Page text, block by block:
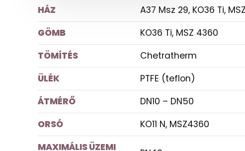
HÁZ
A37 Msz 29, KO36 Ti,
GÖMB
KO36 Ti, MSZ 4360
TÖMÍTÉS
Chetratherm
ÜLÉK
PTFE (teflon)
ÁTMÉRŐ
DN10 – DN50
ORSÓ
KO11 N, MSZ4360
MAXIMÁLIS ÜZEMI